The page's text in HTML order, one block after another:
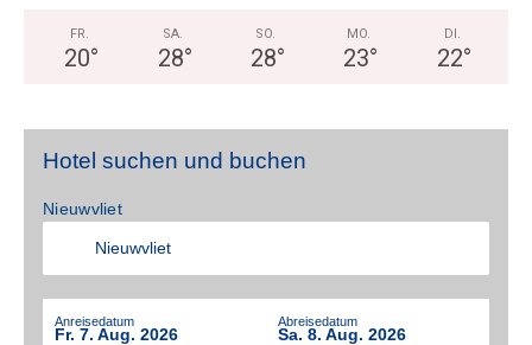
FR.
20°
SA.
28°
SO.
28°
MO.
23°
DI.
22°
Hotel suchen und buchen
Nieuwvliet
Anreisedatum
Fr. 7. Aug. 2026
Abreisedatum
Sa. 8. Aug. 2026